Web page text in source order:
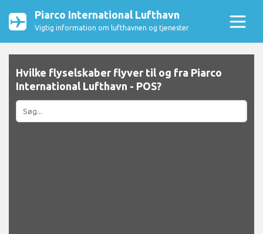
Piarco International Lufthavn
Vigtig information om lufthavnen og tjenester
Hvilke flyselskaber flyver til og fra Piarco
International Lufthavn - POS?